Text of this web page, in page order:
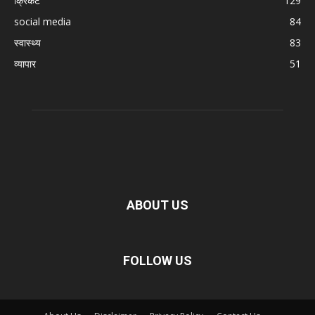
social media
84
स्वास्थ्य
83
व्यापार
51
ABOUT US
FOLLOW US